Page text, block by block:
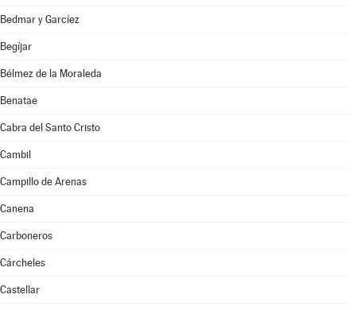
Bedmar y Garcíez
Begíjar
Bélmez de la Moraleda
Benatae
Cabra del Santo Cristo
Cambil
Campillo de Arenas
Canena
Carboneros
Cárcheles
Castellar